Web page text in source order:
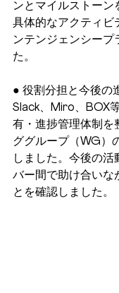
ンとマイルストーン
具体的なアクティビ
ンテンジェンシープ
た。
● 役割分担と今後の
Slack、Miro、BOX
有・進捗管理体制を
ググループ（WG）
しました。今後の活
バー間で助け合いな
とを確認しました。